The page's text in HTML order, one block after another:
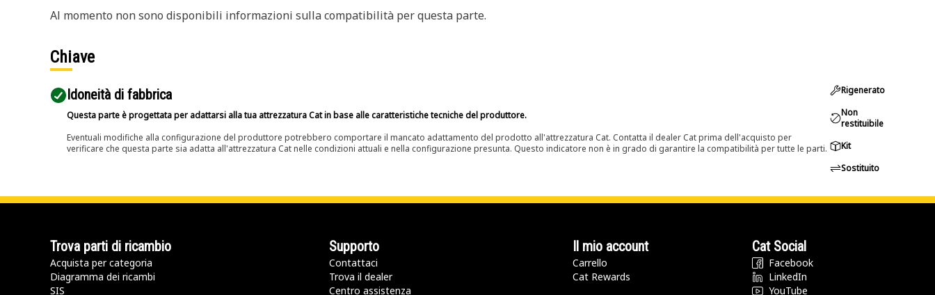
Al momento non sono disponibili informazioni sulla compatibilità per questa parte.
Chiave
Idoneità di fabbrica
Questa parte è progettata per adattarsi alla tua attrezzatura Cat in base alle caratteristiche tecniche del produttore.
Eventuali modifiche alla configurazione del produttore potrebbero comportare il mancato adattamento del prodotto all'attrezzatura Cat. Contatta il dealer Cat prima dell'acquisto per
verificare che questa parte sia adatta all'attrezzatura Cat nelle condizioni attuali e nella configurazione presunta. Questo indicatore non è in grado di garantire la compatibilità per tutte le parti.
Rigenerato
Non
restituibile
Kit
Sostituito
Trova parti di ricambio
Acquista per categoria
Diagramma dei ricambi
SIS
Supporto
Contattaci
Trova il dealer
Centro assistenza
Il mio account
Carrello
Cat Rewards
Cat Social
Facebook
LinkedIn
YouTube